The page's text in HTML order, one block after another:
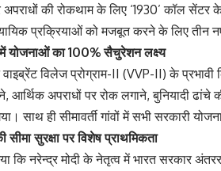
की रोकथाम के लिए ‘1930’ कॉल सेंटर
प्रक्रियाओं को मजबूत करने के लिए तीन
में योजनाओं का 100% सैचुरेशन लक्ष्य
विलेज प्रोग्राम-II (VVP-II) के
आर्थिक अपराधों पर रोक लगाने, बुनियादी
साथ ही सीमावर्ती गांवों में सभी सरकारी
सीमा सुरक्षा पर विशेष प्राथमिकता
कि नरेन्द्र मोदी के नेतृत्व में भारत सरकार